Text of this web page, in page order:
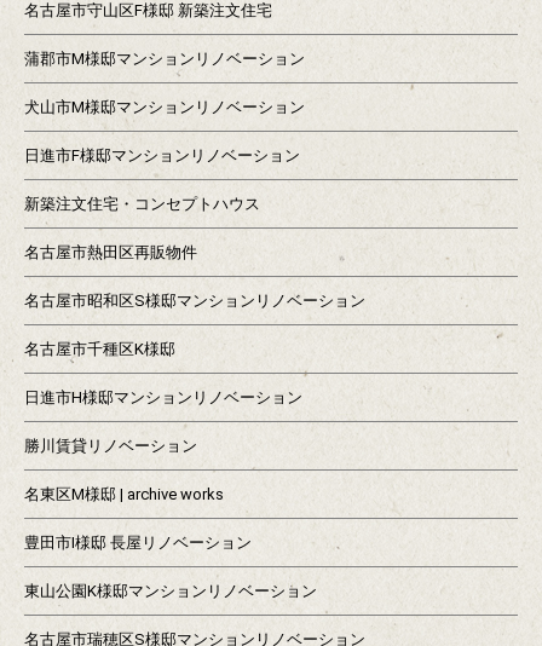
名古屋市守山区F様邸 新築注文住宅
蒲郡市M様邸マンションリノベーション
犬山市M様邸マンションリノベーション
日進市F様邸マンションリノベーション
新築注文住宅・コンセプトハウス
名古屋市熱田区再販物件
名古屋市昭和区S様邸マンションリノベーション
名古屋市千種区K様邸
日進市H様邸マンションリノベーション
勝川賃貸リノベーション
名東区M様邸 | archive works
豊田市I様邸 長屋リノベーション
東山公園K様邸マンションリノベーション
名古屋市瑞穂区S様邸マンションリノベーション